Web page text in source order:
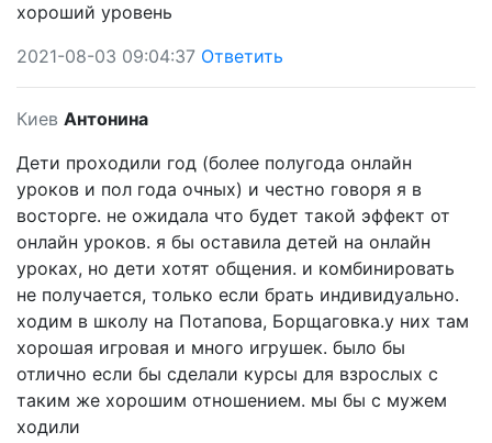
хороший уровень
2021-08-03 09:04:37 Ответить
Киев Антонина
Дети проходили год (более полугода онлайн
уроков и пол года очных) и честно говоря я в
восторге. не ожидала что будет такой эффект от
онлайн уроков. я бы оставила детей на онлайн
уроках, но дети хотят общения. и комбинировать
не получается, только если брать индивидуально.
ходим в школу на Потапова, Борщаговка.у них там
хорошая игровая и много игрушек. было бы
отлично если бы сделали курсы для взрослых с
таким же хорошим отношением. мы бы с мужем
ходили